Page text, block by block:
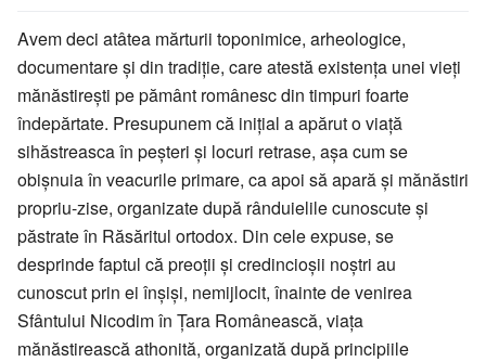
Avem deci atâtea mărturii toponimice, arheologice,
documentare și din tradiție, care atestă existența unei vieți
mănăstirești pe pământ românesc din timpuri foarte
îndepărtate. Presupunem că inițial a apărut o viață
sihăstreasca în peșteri și locuri retrase, așa cum se
obișnuia în veacurile primare, ca apoi să apară și mănăstiri
propriu-zise, organizate după rânduielile cunoscute și
păstrate în Răsăritul ortodox. Din cele expuse, se
desprinde faptul că preoții și credincioșii noștri au
cunoscut prin ei înșiși, nemijlocit, înainte de venirea
Sfântului Nicodim în Țara Românească, viața
mănăstirească athonită, organizată după principiile